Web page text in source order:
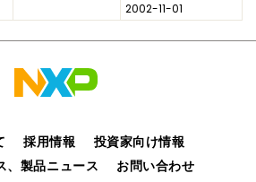
2002-11-01
採用情報
投資家向け情報
、製品ニュース
お問い合わせ